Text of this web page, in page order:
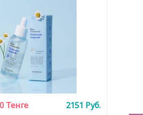
Тенге 2151 Руб.